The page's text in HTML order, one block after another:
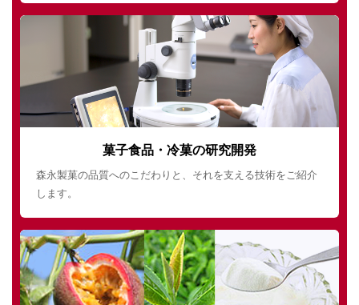
菓子食品・冷菓の研究開発
森永製菓の品質へのこだわりと、それを支える技術をご紹介
します。